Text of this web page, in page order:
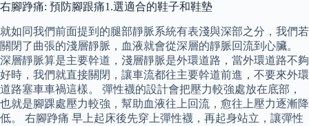
右腳踭痛: 預防腳跟痛1.選適合的鞋子和鞋墊
就如同我們前面提到的腿部靜脈系統有表淺與深部之分，我們若
關閉了曲張的淺層靜脈，血液就會從深層的靜脈回流到心臟。
深層靜脈算是主要幹道，淺層靜脈是外環道路，當外環道路不夠
好時，我們就直接關閉，讓車流都往主要幹道前進，不要來外環
道路塞車車禍這樣。 彈性襪的設計會把壓力較強處放在底部，
也就是腳踝處壓力較強，幫助血液往上回流，愈往上壓力逐漸降
低。 右腳踭痛 早上起床後先穿上彈性襪，再起身站立，讓彈性